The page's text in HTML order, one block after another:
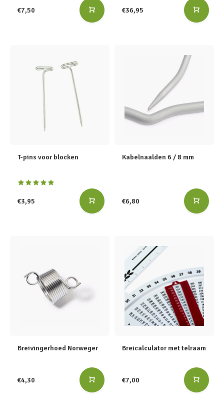
€7,50 €36,95
T-pins voor blocken
€3,95
Kabelnaalden 6 / 8 mm
€6,80
Breivingerhoed Norweger
€4,30
Breicalculator met telraam
€7,00